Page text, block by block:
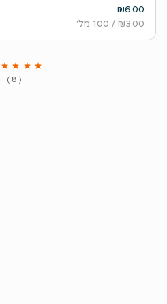
₪6.00
₪3.00 / 100 מל׳
( 8 )